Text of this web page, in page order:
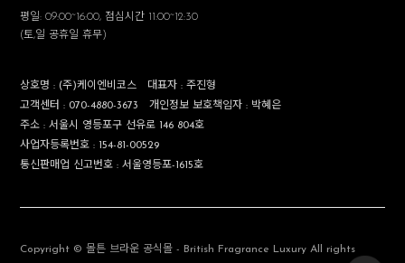
평일: 09:00~16:00, 점심시간 11:00~12:30
(토,일 공휴일 휴무)
상호명 :(주)케이엔비코스 대표자 :주진형
고객센터 : 070-4880-3673 개인정보 보호책임자 : 박혜은
주소 :서울시 영등포구 선유로 146 804호
사업자등록번호 : 154-81-00529
통신판매업 신고번호 :서울영등포-1615호
Copyright © 몰튼 브라운 공식몰 - British Fragrance Luxury All rights